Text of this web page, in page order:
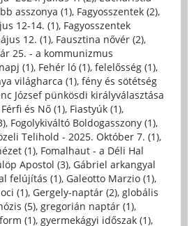
asszonya (1), Fagyosszentek (2),
12-14. (1), Fagyosszentek
12. (1), Fausztina nővér (2),
25. - a kommunizmus
(1), Fehér ló (1), felelősség (1),
világharca (1), fény és sötétség
József pünkösdi királyválasztása
Férfi és Nő (1), Fiastyúk (1),
, Fogolykiváltó Boldogasszony (1),
Telihold - 2025. Október 7. (1),
(1), Fomalhaut - a Déli Hal
Apostol (3), Gábriel arkangyal
felújítás (1), Galeotto Marzio (1),
(1), Gergely-naptár (2), globális
(5), gregorián naptár (1),
(1), gyermekágyi időszak (1),